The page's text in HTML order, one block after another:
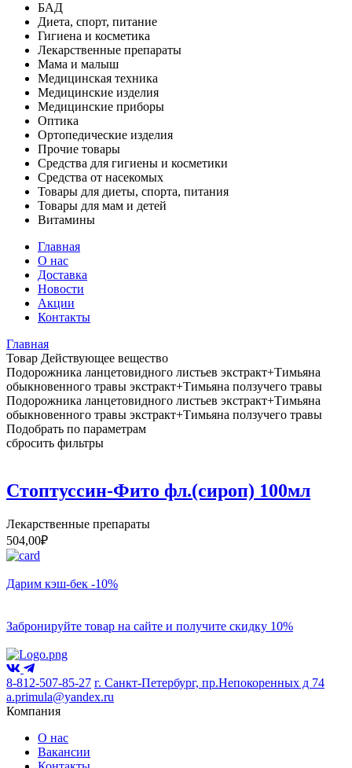
БАД
Диета, спорт, питание
Гигиена и косметика
Лекарственные препараты
Мама и малыш
Медицинская техника
Медицинские изделия
Медицинские приборы
Оптика
Ортопедические изделия
Прочие товары
Средства для гигиены и косметики
Средства от насекомых
Товары для диеты, спорта, питания
Товары для мам и детей
Витамины
Главная
О нас
Доставка
Новости
Акции
Контакты
Главная
Товар Действующее вещество
Подорожника ланцетовидного листьев экстракт+Тимьяна
обыкновенного травы экстракт+Тимьяна ползучего травы
Подорожника ланцетовидного листьев экстракт+Тимьяна
обыкновенного травы экстракт+Тимьяна ползучего травы
Подобрать по параметрам
сбросить фильтры
Стоптуссин-Фито фл.(сироп) 100мл
Лекарственные препараты
504,00₽
Дарим кэш-бек -10%
Забронируйте товар на сайте и получите скидку 10%
8-812-507-85-27 г. Санкт-Петербург, пр.Непокоренных д 74
a.primula@yandex.ru
Компания
О нас
Вакансии